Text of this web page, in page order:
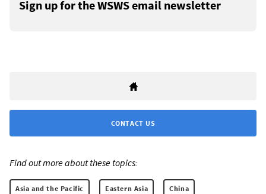
Sign up for the WSWS email newsletter
CONTACT US
Find out more about these topics:
Asia and the Pacific Eastern Asia China